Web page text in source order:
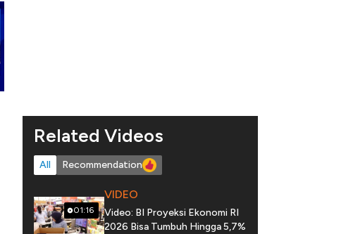
Related Videos
All Recommendation
01:16
VIDEO
Video: BI Proyeksi Ekonomi RI
2026 Bisa Tumbuh Hingga 5,7%